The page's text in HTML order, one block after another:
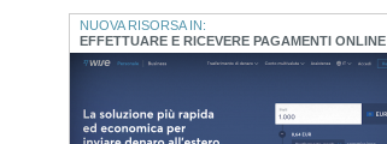
NUOVA RISORSA IN:
EFFETTUARE E RICEVERE PAGAMENTI ONLINE